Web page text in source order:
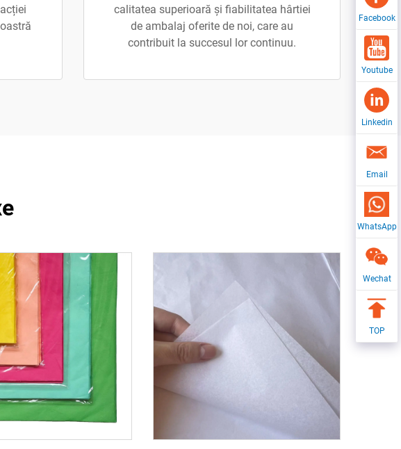
calitatea superioară și fiabilitatea hârtiei
de ambalaj oferite de noi, care au
contribuit la succesul lor continuu.
Facebook
Youtube
Linkedin
Email
WhatsApp
Wechat
TOP